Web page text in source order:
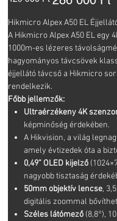
ár
ár
Hikmicro Alpex A50 EL
A Hikmicro Alpex A50 EL egy
1000m-es lézeres
hagyományos távcsövek
éjjellátó távcső a Hikmicro
rendelkezik.
Főbb jellemzők:
Ultraérzékeny 4K
képminőség érdekében.
A Hikvision, a világ
amely évtizedek óta a
0,49” OLED kijelző
nagyobb tisztaság
50mm objektív lencse,
digitális zoommal
Széles látómező(8,8°),